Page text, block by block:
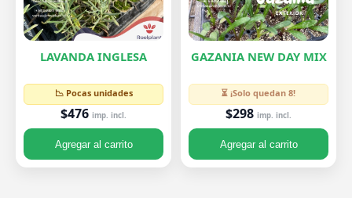
LAVANDA INGLESA
📉 Pocas unidades
$476 imp. incl.
Agregar al carrito
GAZANIA NEW DAY MIX
⏳ ¡Solo quedan 8!
$298 imp. incl.
Agregar al carrito